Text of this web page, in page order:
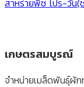
สาหร่ายพืช โปร-วัน
เกษตรสมบูรณ์
จำหน่ายเมล็ดพันธุ์ผั